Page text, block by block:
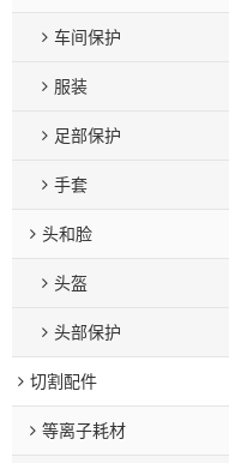
车间保护
服装
足部保护
手套
头和脸
头盔
头部保护
切割配件
等离子耗材